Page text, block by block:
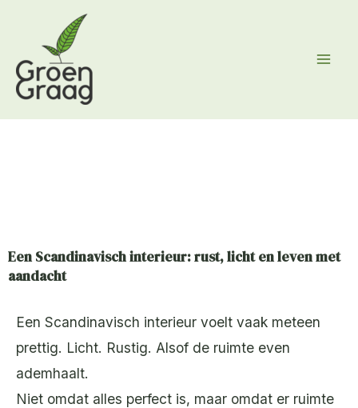
inhoud
Een Scandinavisch interieur: rust, licht en leven met
aandacht
Een Scandinavisch interieur voelt vaak meteen
prettig. Licht. Rustig. Alsof de ruimte even
ademhaalt.
Niet omdat alles perfect is, maar omdat er ruimte